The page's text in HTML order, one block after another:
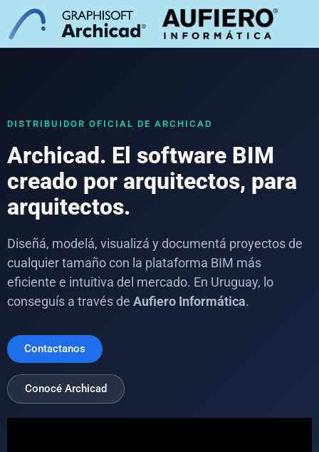
DISTRIBUIDOR OFICIAL DE ARCHICAD
Archicad. El software BIM
creado por arquitectos, para
arquitectos.
Diseñá, modelá, visualizá y documentá proyectos de
cualquier tamaño con la plataforma BIM más
eficiente e intuitiva del mercado. En Uruguay, lo
conseguís a través de Aufiero Informática.
Contactanos
Conocé Archicad